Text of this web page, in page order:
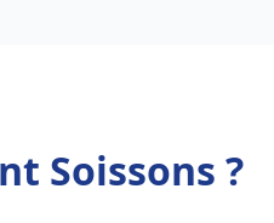
Soissons ?